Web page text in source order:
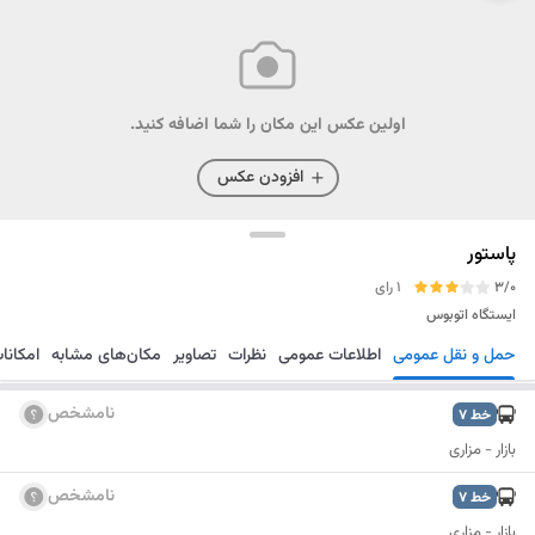
اولین عکس این مکان را شما اضافه کنید.
افزودن عکس
پاستور
3/0
1 رای
ایستگاه اتوبوس
مسیریابی ذخیره ارسال حمل و نقل عمومی اطلاعات عمومی نظرات تصاویر مکان‌های مشابه
خط7 نامشخص
بازار - مزاری
خط7 نامشخص